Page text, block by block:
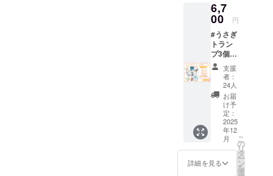
トラン
プ / カー
ドゲー
ム ・対
象年
齢：8歳
以上 ・
サイズ
(長さ×
幅×高
さ)：
3cm×1
0cm×1
3.7cm
・材
質、素
材：
6,7
00 円
#うさぎ
トラン
プ3個
セット
お礼の
メッ
セージ
【うさ
ぎトラ
ンプの
仕様】
・ジャ
ンル：
トラン
プ / カー
支援
者：
24人
お届
け予
定：
2025
年12
月
詳細を見る
こ
の
リ
タ
ー
ン
を
選